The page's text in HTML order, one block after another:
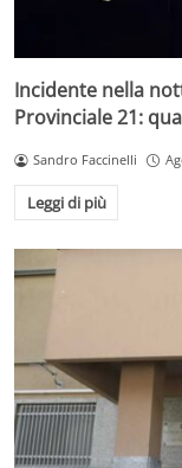
Incidente nella
Provinciale 21:
Sandro Faccinelli
Leggi di più